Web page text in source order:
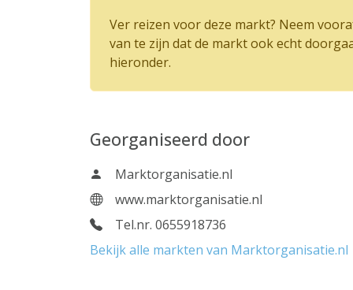
Ver reizen voor deze markt? Neem
van te zijn dat de markt ook echt
hieronder.
Georganiseerd door
Marktorganisatie.nl
www.marktorganisatie.nl
Tel.nr. 0655918736
Bekijk alle markten van Marktorganisatie.nl